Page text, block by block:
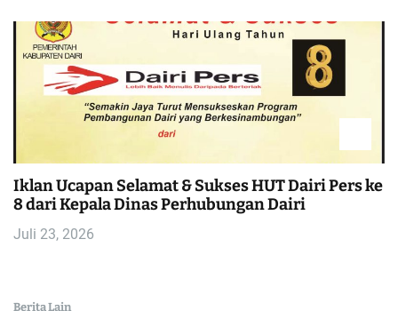
Iklan Ucapan Selamat & Sukses HUT Dairi Pers ke
8 dari Kepala Dinas Perhubungan Dairi
Juli 23, 2026
Berita Lain